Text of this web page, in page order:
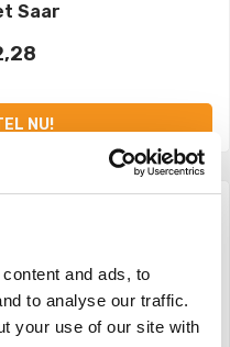
and ads, to
to analyse our traffic.
your use of our site with
Saar
NU!